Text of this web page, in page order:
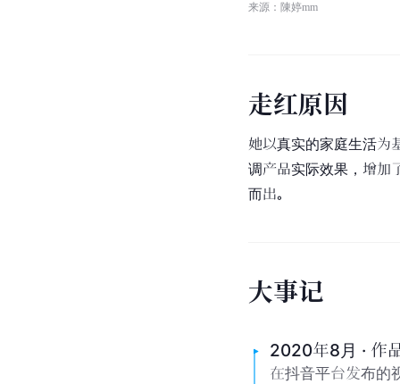
来源：陳婷mm
走红原因
她以真实的家庭生活为
调产品实际效果，增加
而出。
大事记
2020年8月 · 作
在抖音平台发布的